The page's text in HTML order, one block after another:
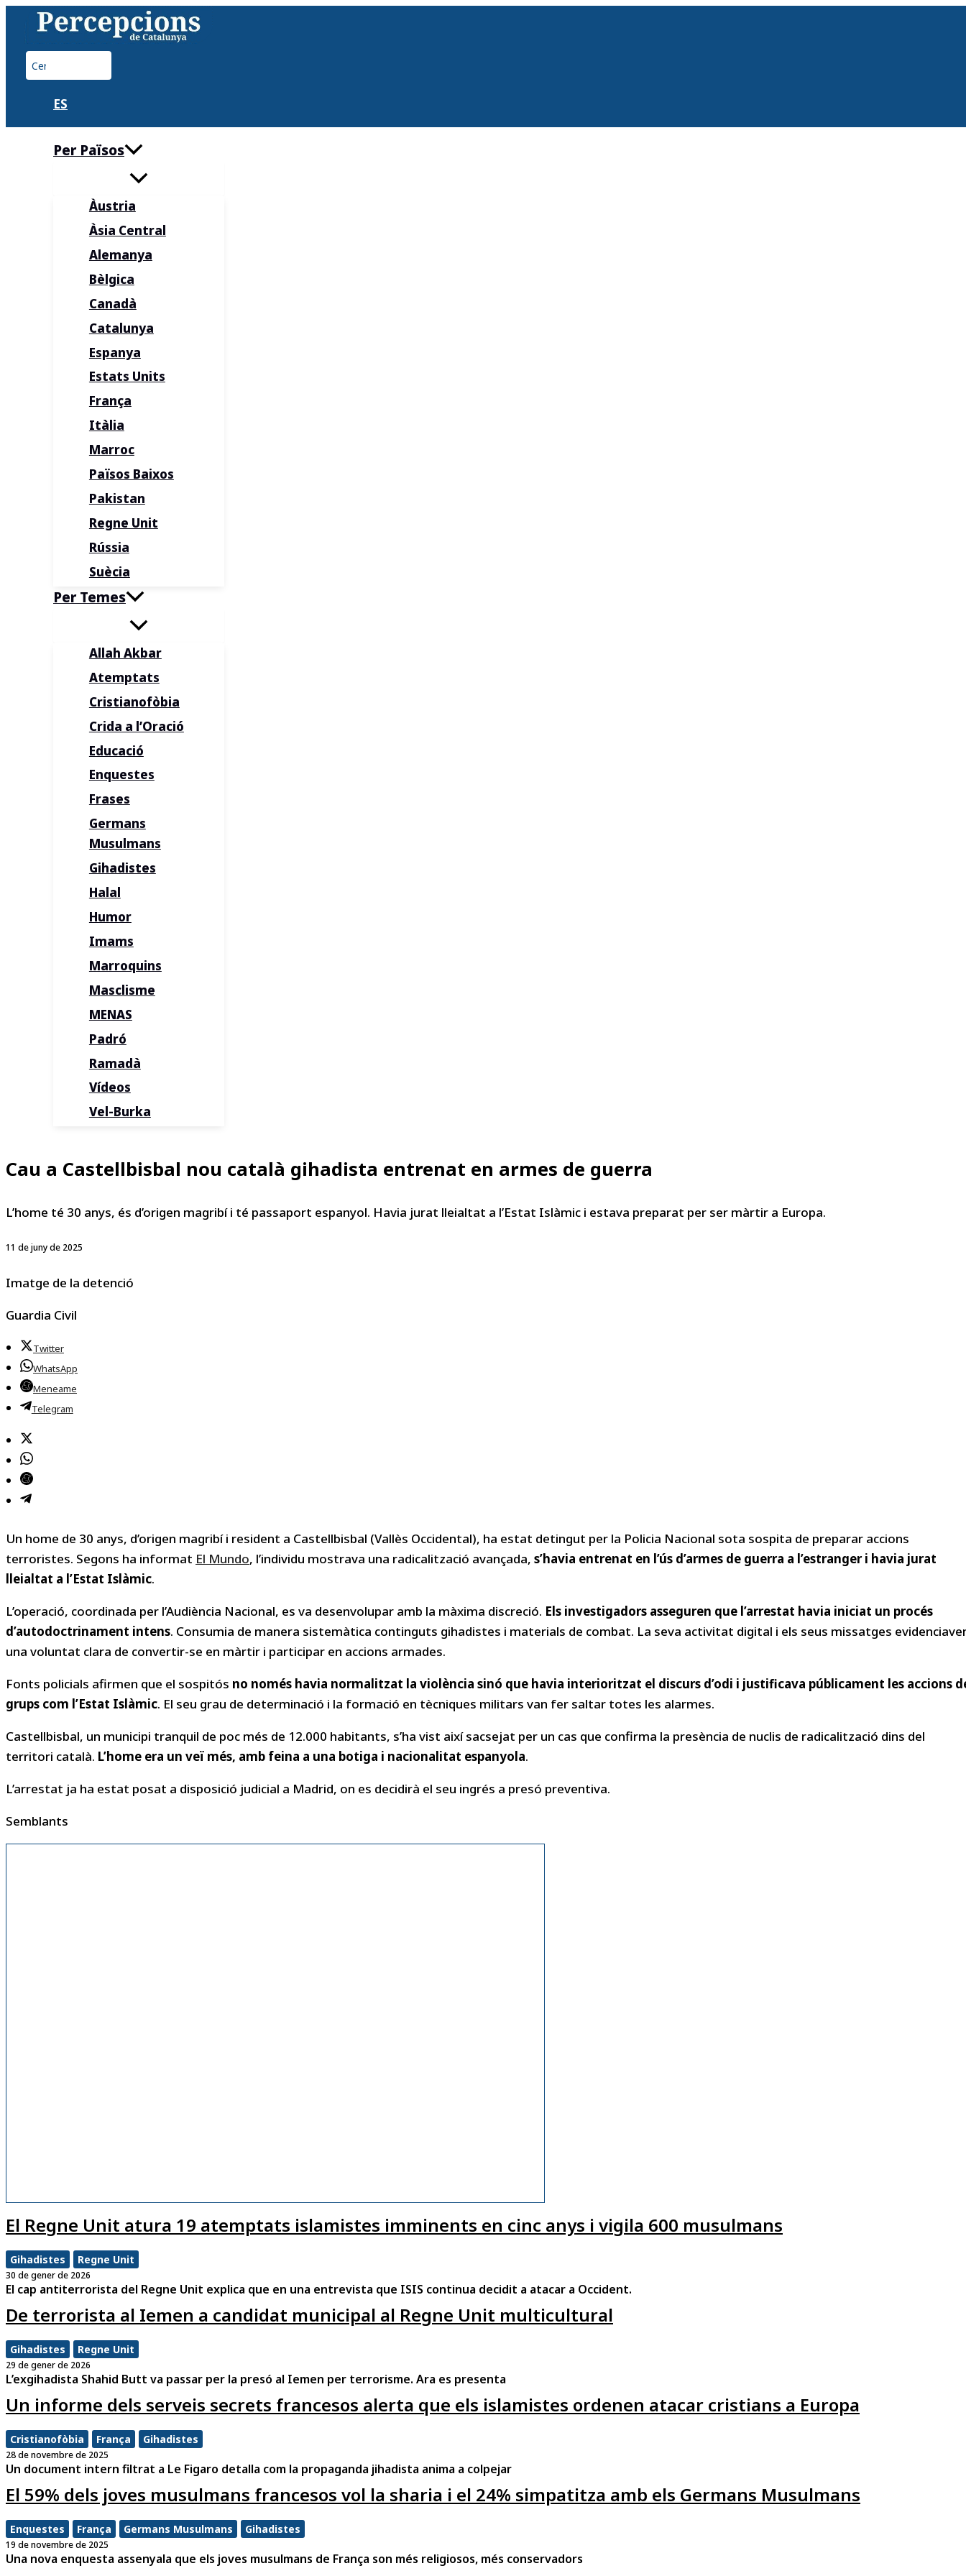
contingut
Cerca:
ES
Per Països
Àustria
Àsia Central
Alemanya
Bèlgica
Canadà
Catalunya
Espanya
Estats Units
França
Itàlia
Marroc
Països Baixos
Pakistan
Regne Unit
Rússia
Suècia
Per Temes
Allah Akbar
Atemptats
Cristianofòbia
Crida a l’Oració
Educació
Enquestes
Frases
Germans
Musulmans
Gihadistes
Halal
Humor
Imams
Marroquins
Masclisme
MENAS
Padró
Ramadà
Vídeos
Vel-Burka
Cau a Castellbisbal nou català gihadista entrenat en armes de guerra
L’home té 30 anys, és d’origen magribí i té passaport espanyol. Havia jurat lleialtat a l’Estat Islàmic i estava preparat per ser màrtir a Europa.
11 de juny de 2025
Imatge de la detenció
Guardia Civil
Twitter
WhatsApp
Meneame
Telegram
Un home de 30 anys, d’origen magribí i resident a Castellbisbal (Vallès Occidental), ha estat detingut per la Policia Nacional sota sospita de preparar accions
terroristes. Segons ha informat El Mundo, l’individu mostrava una radicalització avançada, s’havia entrenat en l’ús d’armes de guerra a l’estranger i havia jurat
lleialtat a l’Estat Islàmic.
L’operació, coordinada per l’Audiència Nacional, es va desenvolupar amb la màxima discreció. Els investigadors asseguren que l’arrestat havia iniciat un procés
d’autodoctrinament intens. Consumia de manera sistemàtica continguts gihadistes i materials de combat. La seva activitat digital i els seus missatges
una voluntat clara de convertir-se en màrtir i participar en accions armades.
Fonts policials afirmen que el sospitós no només havia normalitzat la violència sinó que havia interioritzat el discurs d’odi i justificava públicament les accions
grups com l’Estat Islàmic. El seu grau de determinació i la formació en tècniques militars van fer saltar totes les alarmes.
Castellbisbal, un municipi tranquil de poc més de 12.000 habitants, s’ha vist així sacsejat per un cas que confirma la presència de nuclis de radicalització dins del
territori català. L’home era un veï més, amb feina a una botiga i nacionalitat espanyola.
L’arrestat ja ha estat posat a disposició judicial a Madrid, on es decidirà el seu ingrés a presó preventiva.
Semblants
El Regne Unit atura 19 atemptats islamistes imminents en cinc anys i vigila 600 musulmans
Gihadistes Regne Unit
30 de gener de 2026
El cap antiterrorista del Regne Unit explica que en una entrevista que ISIS continua decidit a atacar a Occident.
De terrorista al Iemen a candidat municipal al Regne Unit multicultural
Gihadistes Regne Unit
29 de gener de 2026
L’exgihadista Shahid Butt va passar per la presó al Iemen per terrorisme. Ara es presenta
Un informe dels serveis secrets francesos alerta que els islamistes ordenen atacar cristians a Europa
Cristianofòbia França Gihadistes
28 de novembre de 2025
Un document intern filtrat a Le Figaro detalla com la propaganda jihadista anima a colpejar
El 59% dels joves musulmans francesos vol la sharia i el 24% simpatitza amb els Germans Musulmans
Enquestes França Germans Musulmans Gihadistes
19 de novembre de 2025
Una nova enquesta assenyala que els joves musulmans de França son més religiosos, més conservadors